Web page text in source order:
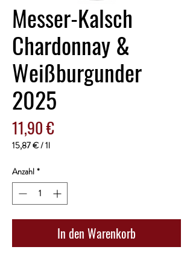
Messer-Kalsch
Chardonnay &
Weißburgunder
2025
11,90 €Preis
15,87 €/1l
pro
1
Liter
Anzahl *
In den Warenkorb